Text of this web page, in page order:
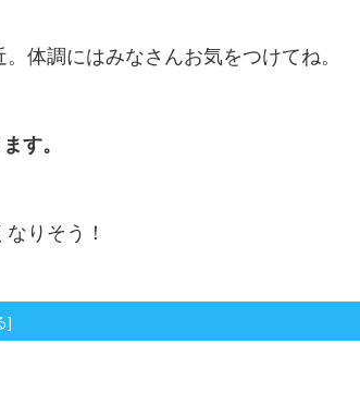
体調にはみなさんお気をつけてね。
す。
りそう！